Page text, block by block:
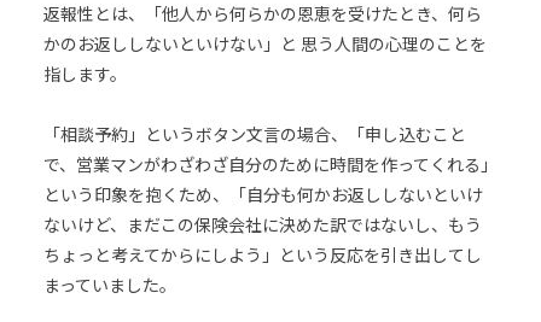
返報性とは、「他人から何らかの恩恵を受けたとき、何ら
かのお返ししないといけない」と 思う人間の心理のことを
指します。
「相談予約」というボタン文言の場合、「申し込むこと
で、営業マンがわざわざ自分のために時間を作ってくれる」
という印象を抱くため、「自分も何かお返ししないといけ
ないけど、まだこの保険会社に決めた訳ではないし、もう
ちょっと考えてからにしよう」という反応を引き出してし
まっていました。